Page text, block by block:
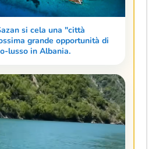
si cela una "città
grande opportunità di
lusso in Albania.